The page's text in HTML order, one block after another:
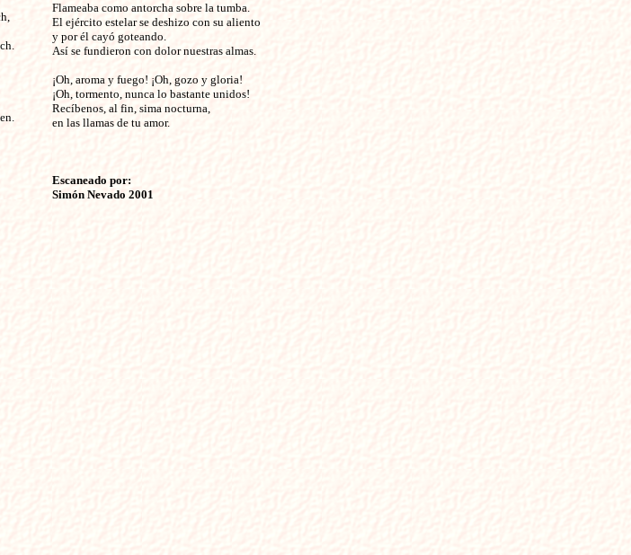
Flameaba como antorcha sobre la tumba.
El ejército estelar se deshizo con su aliento
y por él cayó goteando.
Así se fundieron con dolor nuestras almas.
¡Oh, aroma y fuego! ¡Oh, gozo y gloria!
¡Oh, tormento, nunca lo bastante unidos!
Recíbenos, al fin, sima nocturna,
en las llamas de tu amor.
Escaneado por:
Simón Nevado 2001